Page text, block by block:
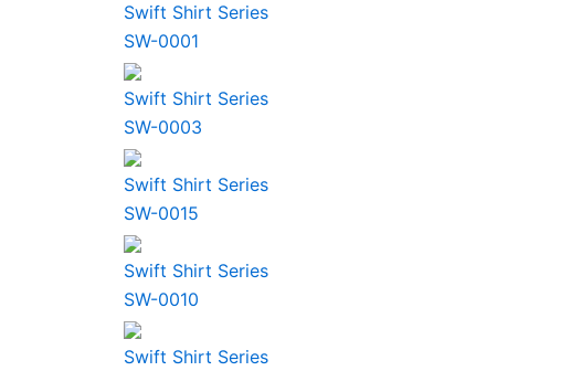
Swift Shirt Series
SW-0001
Swift Shirt Series
SW-0003
Swift Shirt Series
SW-0015
Swift Shirt Series
SW-0010
Swift Shirt Series